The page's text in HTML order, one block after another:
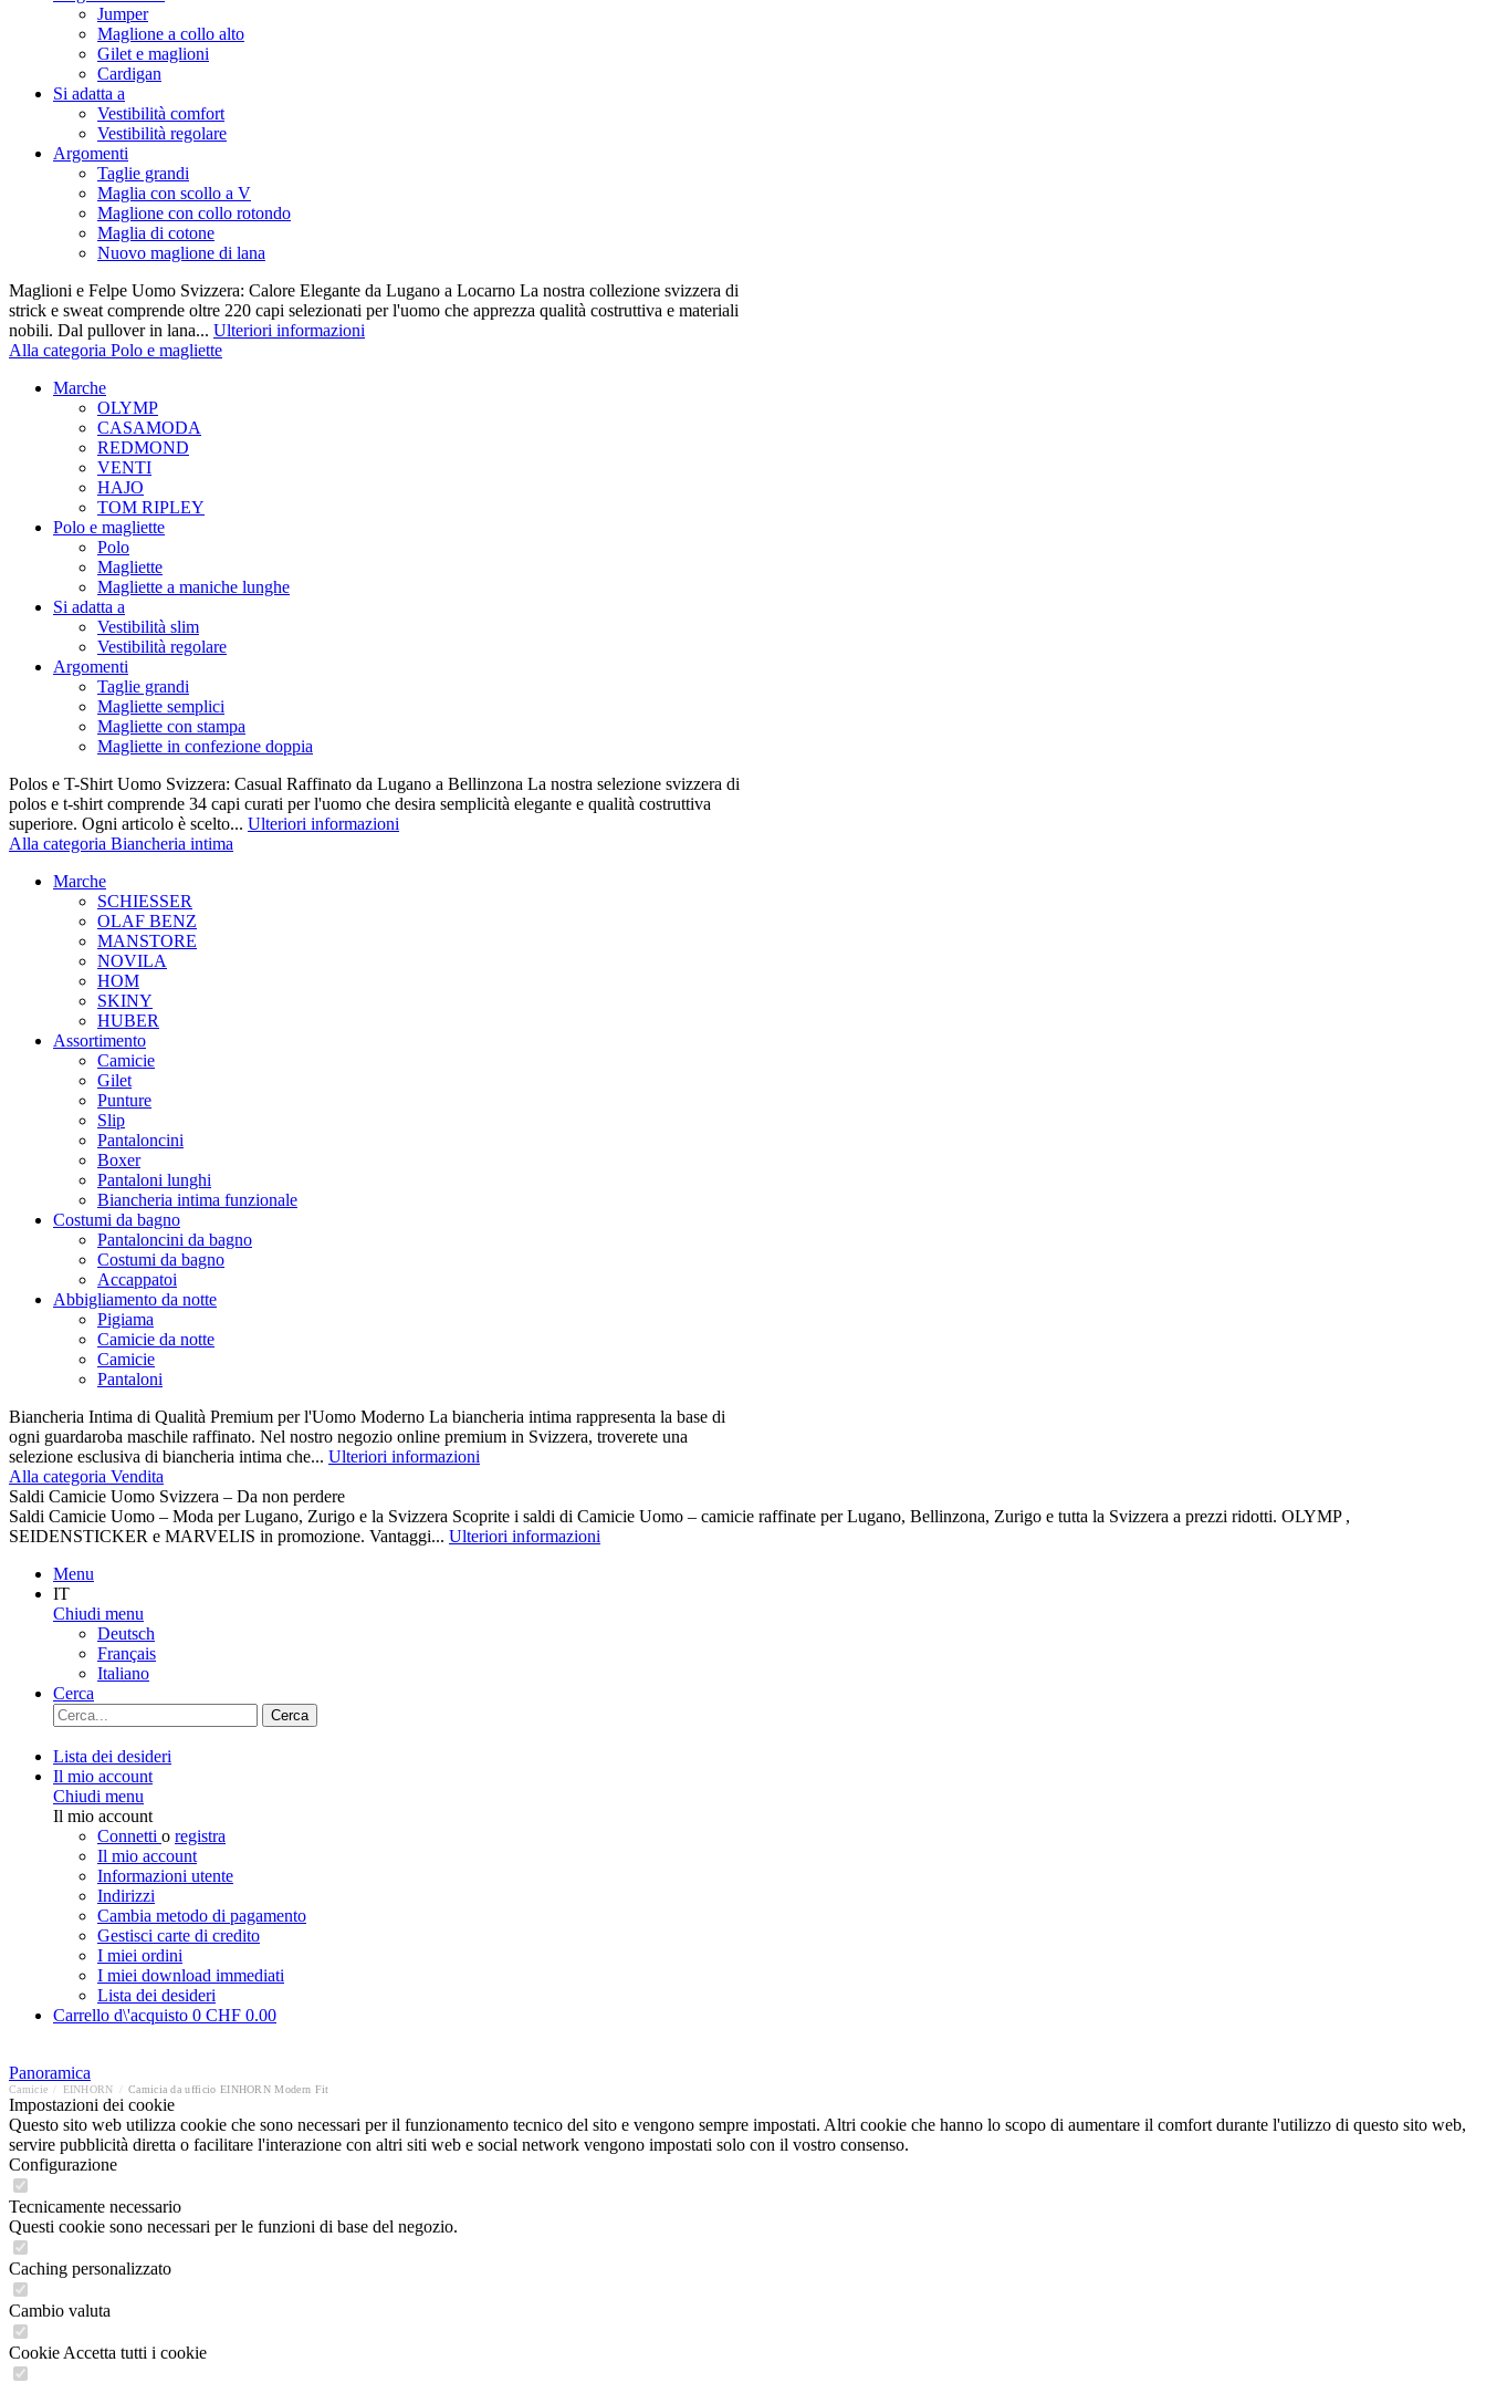
Jumper
Maglione a collo alto
Gilet e maglioni
Cardigan
Si adatta a
Vestibilità comfort
Vestibilità regolare
Argomenti
Taglie grandi
Maglia con scollo a V
Maglione con collo rotondo
Maglia di cotone
Nuovo maglione di lana
Maglioni e Felpe Uomo Svizzera: Calore Elegante da Lugano a Locarno La nostra collezione svizzera di
strick e sweat comprende oltre 220 capi selezionati per l'uomo che apprezza qualità costruttiva e materiali
nobili. Dal pullover in lana... Ulteriori informazioni
Alla categoria Polo e magliette
Marche
OLYMP
CASAMODA
REDMOND
VENTI
HAJO
TOM RIPLEY
Polo e magliette
Polo
Magliette
Magliette a maniche lunghe
Si adatta a
Vestibilità slim
Vestibilità regolare
Argomenti
Taglie grandi
Magliette semplici
Magliette con stampa
Magliette in confezione doppia
Polos e T-Shirt Uomo Svizzera: Casual Raffinato da Lugano a Bellinzona La nostra selezione svizzera di
polos e t-shirt comprende 34 capi curati per l'uomo che desira semplicità elegante e qualità costruttiva
superiore. Ogni articolo è scelto... Ulteriori informazioni
Alla categoria Biancheria intima
Marche
SCHIESSER
OLAF BENZ
MANSTORE
NOVILA
HOM
SKINY
HUBER
Assortimento
Camicie
Gilet
Punture
Slip
Pantaloncini
Boxer
Pantaloni lunghi
Biancheria intima funzionale
Costumi da bagno
Pantaloncini da bagno
Costumi da bagno
Accappatoi
Abbigliamento da notte
Pigiama
Camicie da notte
Camicie
Pantaloni
Biancheria Intima di Qualità Premium per l'Uomo Moderno La biancheria intima rappresenta la base di
ogni guardaroba maschile raffinato. Nel nostro negozio online premium in Svizzera, troverete una
selezione esclusiva di biancheria intima che... Ulteriori informazioni
Alla categoria Vendita
Saldi Camicie Uomo Svizzera – Da non perdere
Saldi Camicie Uomo – Moda per Lugano, Zurigo e la Svizzera Scoprite i saldi di Camicie Uomo – camicie raffinate per Lugano, Bellinzona, Zurigo e tutta la Svizzera a prezzi ridotti. OLYMP ,
SEIDENSTICKER e MARVELIS in promozione. Vantaggi... Ulteriori informazioni
Menu
IT
Chiudi menu
Deutsch
Français
Italiano
Cerca
Cerca
Lista dei desideri
Il mio account
Chiudi menu
Il mio account
Connetti o registra
Il mio account
Informazioni utente
Indirizzi
Cambia metodo di pagamento
Gestisci carte di credito
I miei ordini
I miei download immediati
Lista dei desideri
Carrello d\'acquisto 0 CHF 0.00
Panoramica
Camicie EINHORN Camicia da ufficio EINHORN Modern Fit
Impostazioni dei cookie
Questo sito web utilizza cookie che sono necessari per il funzionamento tecnico del sito e vengono sempre impostati. Altri cookie che hanno lo scopo di aumentare il comfort durante l'utilizzo di questo sito web,
servire pubblicità diretta o facilitare l'interazione con altri siti web e social network vengono impostati solo con il vostro consenso.
Configurazione
Tecnicamente necessario
Questi cookie sono necessari per le funzioni di base del negozio.
Caching personalizzato
Cambio valuta
Cookie Accetta tutti i cookie